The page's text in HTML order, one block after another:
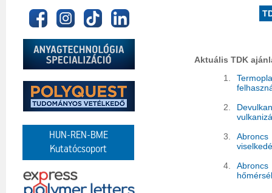
HUN-REN-BME
Kutatócsoport
Aktuális TDK
1.
2.
3.
Abroncs
4.